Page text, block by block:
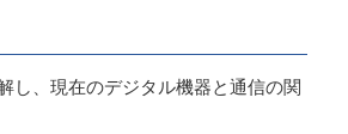
し、現在のデジタル機器と通信の関